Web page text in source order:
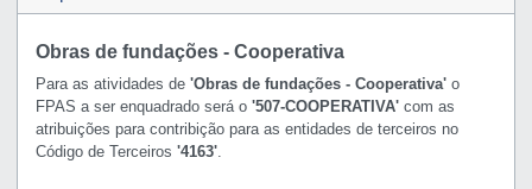
Obras de fundações - Cooperativa
Para as atividades de 'Obras de fundações - Cooperativa'o
FPAS a ser enquadrado será o '507-COOPERATIVA'com as
atribuições para contribição para as entidades de terceiros no
Código de Terceiros '4163'.